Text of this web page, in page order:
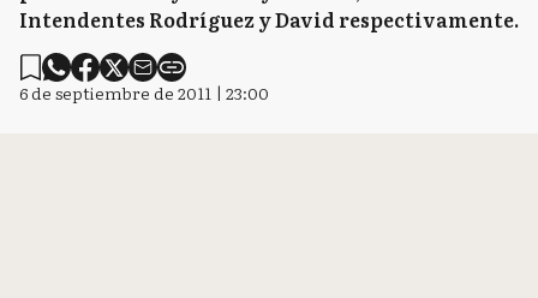
Intendentes Rodríguez y David respectivamente.
6 de septiembre de 2011 | 23:00